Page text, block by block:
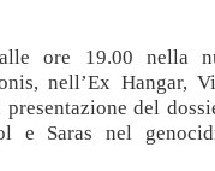
ore 19.00 nella
nell’Ex Hangar,
del
e Saras nel